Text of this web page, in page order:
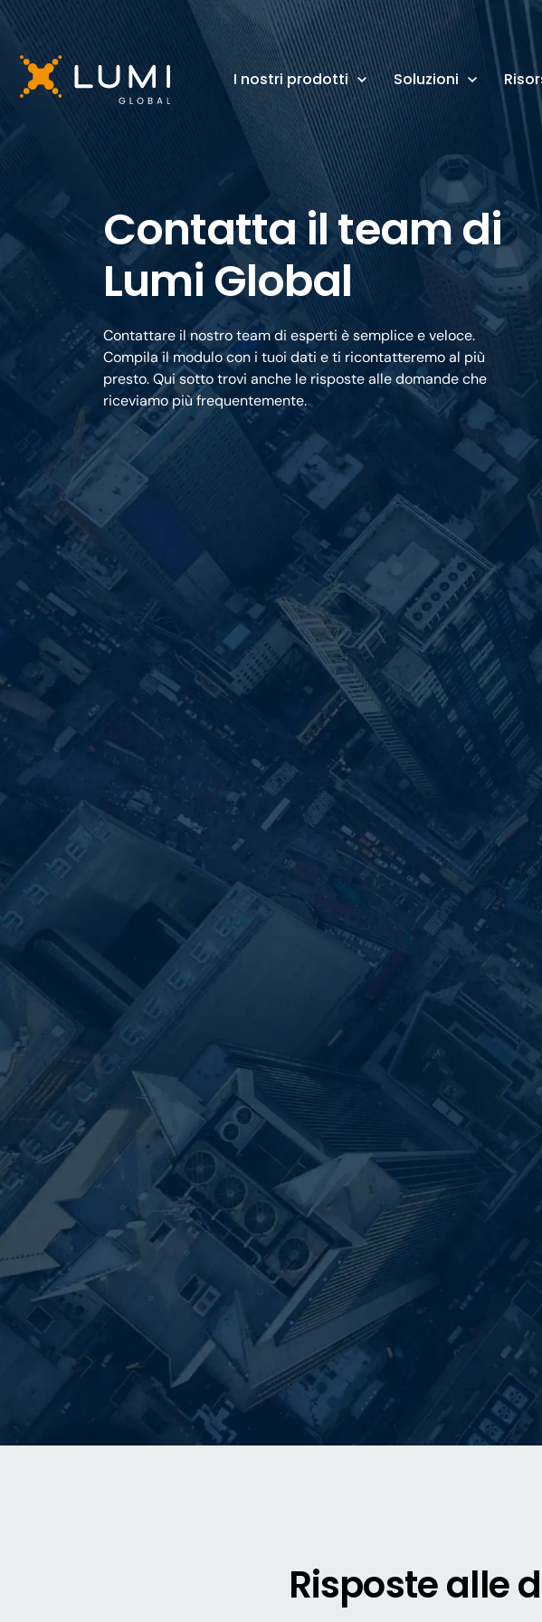
I nostri prodotti Soluzioni
Contatta il team di
Lumi Global
Contattare il nostro team di esperti è semplice e veloce.
Compila il modulo con i tuoi dati e ti ricontatteremo al più
presto. Qui sotto trovi anche le risposte alle domande che
riceviamo più frequentemente.
Risposte alle